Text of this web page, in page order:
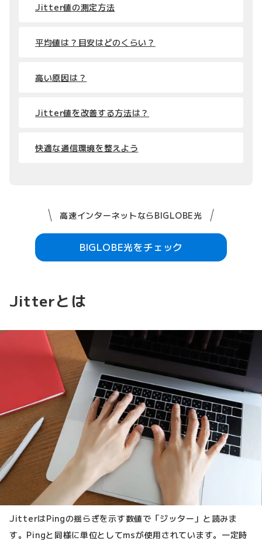
Jitter値の測定方法
平均値は？目安はどのくらい？
高い原因は？
Jitter値を改善する方法は？
快適な通信環境を整えよう
高速インターネットならBIGLOBE光
BIGLOBE光をチェック
Jitterとは
JitterはPingの揺らぎを示す数値で「ジッター」と読みま
す。Pingと同様に単位としてmsが使用されています。一定時